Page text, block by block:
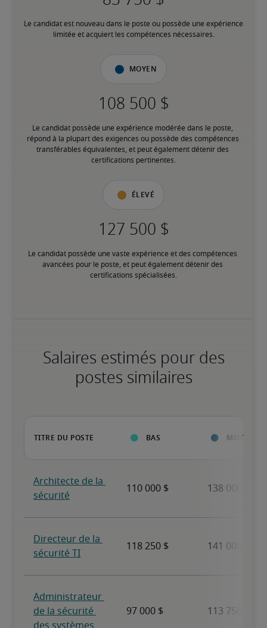
Le candidat est nouveau dans le poste ou possède une expérience
limitée et acquiert les compétences nécessaires.
Moyen
Le candidat possède une expérience modérée dans le poste,
répond à la plupart des exigences ou possède des compétences
transférables équivalentes, et peut également détenir des
certifications pertinentes.
Élevé
Le candidat possède une vaste expérience et des compétences
avancées pour le poste, et peut également détenir des
certifications spécialisées.
Salaires estimés pour des
postes similaires